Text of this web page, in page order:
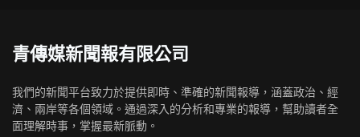
青傳媒新聞報有限公司
我們的新聞平台致力於提供即時、準確的新聞報導，涵蓋政治、經
濟、兩岸等各個領域。通過深入的分析和專業的報導，幫助讀者全
面理解時事，掌握最新脈動。